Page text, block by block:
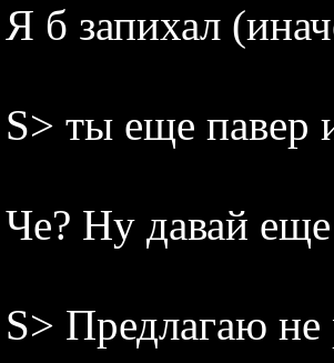
Я б запихал
S> ты еще
Че? Ну давай
S> Предлагаю не